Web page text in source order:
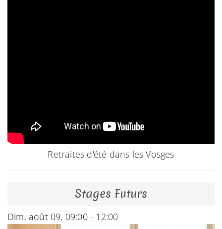
Retraites d'été dans les Vosges
Stages Futurs
Dim. août 09, 09:00 - 12:00